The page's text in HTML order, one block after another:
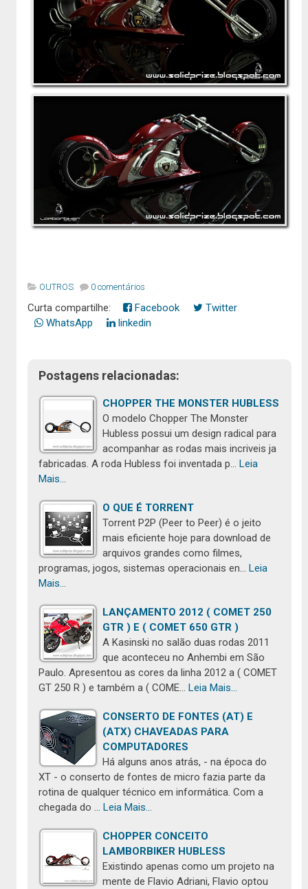
OUTROS 0 comentários
Curta compartilhe: Facebook
Twitter
WhatsApp
linkedin
Postagens relacionadas:
CHOPPER THE MONSTER HUBLESS
O modelo Chopper The Monster
Hubless possui um design radical para
acompanhar as rodas mais incriveis ja
fabricadas. A roda Hubless foi inventada p… Leia
Mais...
O QUE É TORRENT
Torrent P2P (Peer to Peer) é o jeito
mais eficiente hoje para download de
arquivos grandes como filmes,
programas, jogos, sistemas operacionais en… Leia
Mais...
LANÇAMENTO 2012 ( COMET 250
GTR ) E ( COMET 650 GTR )
A Kasinski no salão duas rodas 2011
que aconteceu no Anhembi em São
Paulo. Apresentou as cores da linha 2012 a ( COMET
GT 250 R ) e também a ( COME… Leia Mais...
CONSERTO DE FONTES (AT) E
(ATX) CHAVEADAS PARA
COMPUTADORES
Há alguns anos atrás, - na época do
XT - o conserto de fontes de micro fazia parte da
rotina de qualquer técnico em informática. Com a
chegada do … Leia Mais...
CHOPPER CONCEITO
LAMBORBIKER HUBLESS
Existindo apenas como um projeto na
mente de Flavio Adriani, Flavio optou